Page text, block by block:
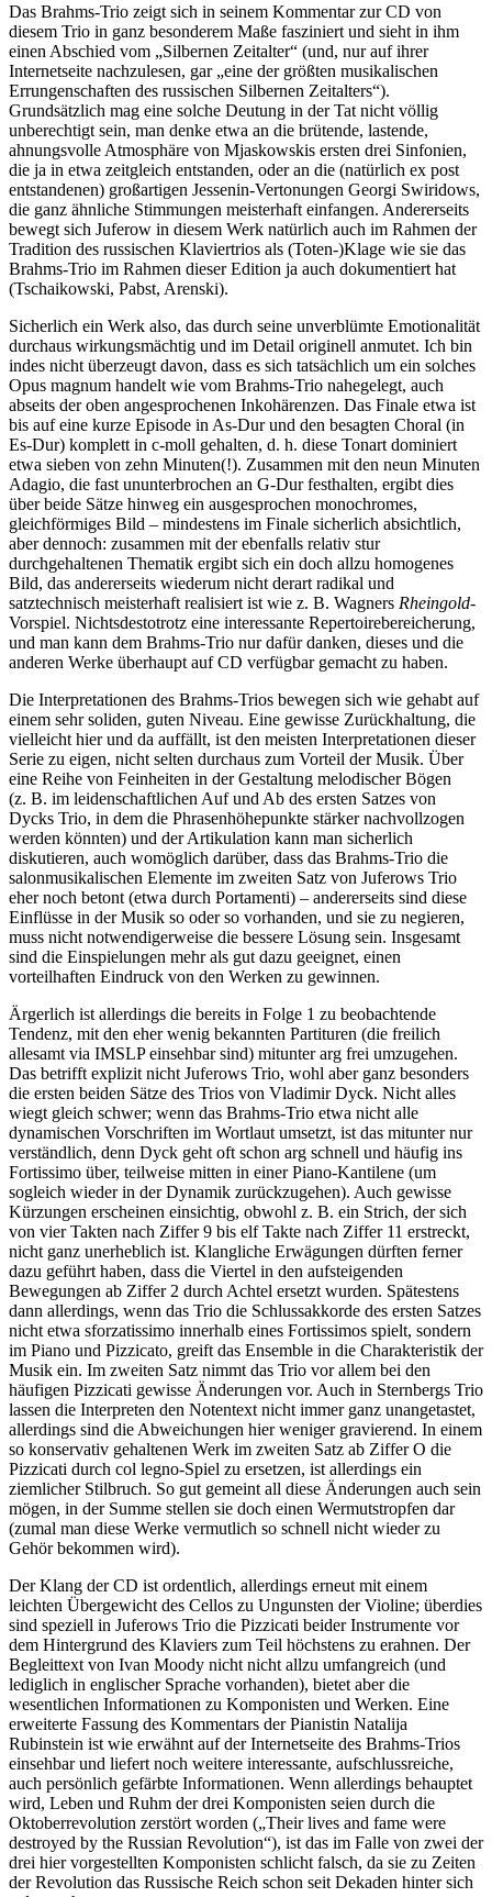
Das Brahms-Trio zeigt sich in seinem Kommentar zur CD von
diesem Trio in ganz besonderem Maße fasziniert und sieht in ihm
einen Abschied vom „Silbernen Zeitalter“ (und, nur auf ihrer
Internetseite nachzulesen, gar „eine der größten musikalischen
Errungenschaften des russischen Silbernen Zeitalters“).
Grundsätzlich mag eine solche Deutung in der Tat nicht völlig
unberechtigt sein, man denke etwa an die brütende, lastende,
ahnungsvolle Atmosphäre von Mjaskowskis ersten drei Sinfonien,
die ja in etwa zeitgleich entstanden, oder an die (natürlich ex post
entstandenen) großartigen Jessenin-Vertonungen Georgi Swiridows,
die ganz ähnliche Stimmungen meisterhaft einfangen. Andererseits
bewegt sich Juferow in diesem Werk natürlich auch im Rahmen der
Tradition des russischen Klaviertrios als (Toten-)Klage wie sie das
Brahms-Trio im Rahmen dieser Edition ja auch dokumentiert hat
(Tschaikowski, Pabst, Arenski).
Sicherlich ein Werk also, das durch seine unverblümte Emotionalität
durchaus wirkungsmächtig und im Detail originell anmutet. Ich bin
indes nicht überzeugt davon, dass es sich tatsächlich um ein solches
Opus magnum handelt wie vom Brahms-Trio nahegelegt, auch
abseits der oben angesprochenen Inkohärenzen. Das Finale etwa ist
bis auf eine kurze Episode in As-Dur und den besagten Choral (in
Es-Dur) komplett in c-moll gehalten, d. h. diese Tonart dominiert
etwa sieben von zehn Minuten(!). Zusammen mit den neun Minuten
Adagio, die fast ununterbrochen an G-Dur festhalten, ergibt dies
über beide Sätze hinweg ein ausgesprochen monochromes,
gleichförmiges Bild – mindestens im Finale sicherlich absichtlich,
aber dennoch: zusammen mit der ebenfalls relativ stur
durchgehaltenen Thematik ergibt sich ein doch allzu homogenes
Bild, das andererseits wiederum nicht derart radikal und
satztechnisch meisterhaft realisiert ist wie z. B. Wagners Rheingold-
Vorspiel. Nichtsdestotrotz eine interessante Repertoirebereicherung,
und man kann dem Brahms-Trio nur dafür danken, dieses und die
anderen Werke überhaupt auf CD verfügbar gemacht zu haben.
Die Interpretationen des Brahms-Trios bewegen sich wie gehabt auf
einem sehr soliden, guten Niveau. Eine gewisse Zurückhaltung, die
vielleicht hier und da auffällt, ist den meisten Interpretationen dieser
Serie zu eigen, nicht selten durchaus zum Vorteil der Musik. Über
eine Reihe von Feinheiten in der Gestaltung melodischer Bögen
(z. B. im leidenschaftlichen Auf und Ab des ersten Satzes von
Dycks Trio, in dem die Phrasenhöhepunkte stärker nachvollzogen
werden könnten) und der Artikulation kann man sicherlich
diskutieren, auch womöglich darüber, dass das Brahms-Trio die
salonmusikalischen Elemente im zweiten Satz von Juferows Trio
eher noch betont (etwa durch Portamenti) – andererseits sind diese
Einflüsse in der Musik so oder so vorhanden, und sie zu negieren,
muss nicht notwendigerweise die bessere Lösung sein. Insgesamt
sind die Einspielungen mehr als gut dazu geeignet, einen
vorteilhaften Eindruck von den Werken zu gewinnen.
Ärgerlich ist allerdings die bereits in Folge 1 zu beobachtende
Tendenz, mit den eher wenig bekannten Partituren (die freilich
allesamt via IMSLP einsehbar sind) mitunter arg frei umzugehen.
Das betrifft explizit nicht Juferows Trio, wohl aber ganz besonders
die ersten beiden Sätze des Trios von Vladimir Dyck. Nicht alles
wiegt gleich schwer; wenn das Brahms-Trio etwa nicht alle
dynamischen Vorschriften im Wortlaut umsetzt, ist das mitunter nur
verständlich, denn Dyck geht oft schon arg schnell und häufig ins
Fortissimo über, teilweise mitten in einer Piano-Kantilene (um
sogleich wieder in der Dynamik zurückzugehen). Auch gewisse
Kürzungen erscheinen einsichtig, obwohl z. B. ein Strich, der sich
von vier Takten nach Ziffer 9 bis elf Takte nach Ziffer 11 erstreckt,
nicht ganz unerheblich ist. Klangliche Erwägungen dürften ferner
dazu geführt haben, dass die Viertel in den aufsteigenden
Bewegungen ab Ziffer 2 durch Achtel ersetzt wurden. Spätestens
dann allerdings, wenn das Trio die Schlussakkorde des ersten Satzes
nicht etwa sforzatissimo innerhalb eines Fortissimos spielt, sondern
im Piano und Pizzicato, greift das Ensemble in die Charakteristik der
Musik ein. Im zweiten Satz nimmt das Trio vor allem bei den
häufigen Pizzicati gewisse Änderungen vor. Auch in Sternbergs Trio
lassen die Interpreten den Notentext nicht immer ganz unangetastet,
allerdings sind die Abweichungen hier weniger gravierend. In einem
so konservativ gehaltenen Werk im zweiten Satz ab Ziffer O die
Pizzicati durch col legno-Spiel zu ersetzen, ist allerdings ein
ziemlicher Stilbruch. So gut gemeint all diese Änderungen auch sein
mögen, in der Summe stellen sie doch einen Wermutstropfen dar
(zumal man diese Werke vermutlich so schnell nicht wieder zu
Gehör bekommen wird).
Der Klang der CD ist ordentlich, allerdings erneut mit einem
leichten Übergewicht des Cellos zu Ungunsten der Violine; überdies
sind speziell in Juferows Trio die Pizzicati beider Instrumente vor
dem Hintergrund des Klaviers zum Teil höchstens zu erahnen. Der
Begleittext von Ivan Moody nicht nicht allzu umfangreich (und
lediglich in englischer Sprache vorhanden), bietet aber die
wesentlichen Informationen zu Komponisten und Werken. Eine
erweiterte Fassung des Kommentars der Pianistin Natalija
Rubinstein ist wie erwähnt auf der Internetseite des Brahms-Trios
einsehbar und liefert noch weitere interessante, aufschlussreiche,
auch persönlich gefärbte Informationen. Wenn allerdings behauptet
wird, Leben und Ruhm der drei Komponisten seien durch die
Oktoberrevolution zerstört worden („Their lives and fame were
destroyed by the Russian Revolution“), ist das im Falle von zwei der
drei hier vorgestellten Komponisten schlicht falsch, da sie zu Zeiten
der Revolution das Russische Reich schon seit Dekaden hinter sich